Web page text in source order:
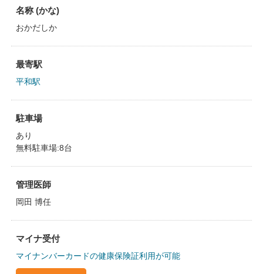
名称 (かな)
おかだしか
最寄駅
平和駅
駐車場
あり
無料駐車場:8台
管理医師
岡田 博任
マイナ受付
マイナンバーカードの健康保険証利用が可能